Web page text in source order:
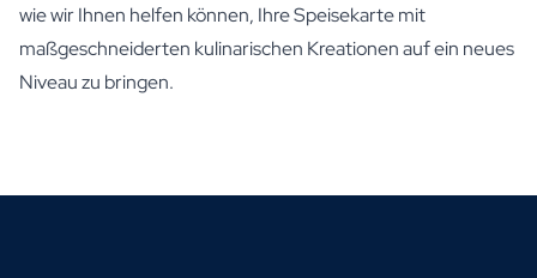
wie wir Ihnen helfen können, Ihre Speisekarte mit
maßgeschneiderten kulinarischen Kreationen auf ein neues
Niveau zu bringen.